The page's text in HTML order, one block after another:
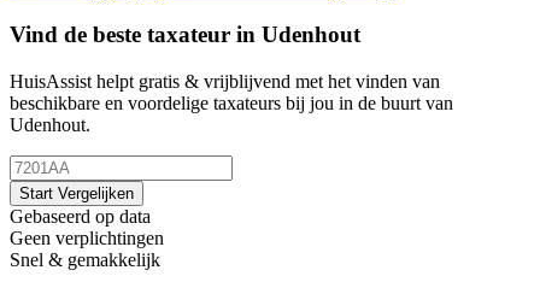
Vind de beste taxateur in Udenhout
HuisAssist helpt gratis & vrijblijvend met het vinden van
beschikbare en voordelige taxateurs bij jou in de buurt van
Udenhout.
Start Vergelijken
Gebaseerd op data
Geen verplichtingen
Snel & gemakkelijk